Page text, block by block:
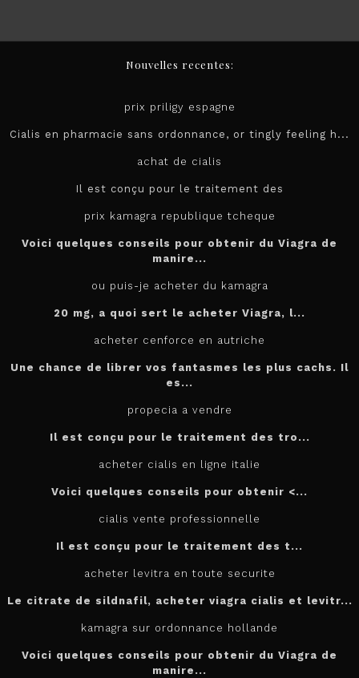
Nouvelles recentes:
prix priligy espagne
Cialis en pharmacie sans ordonnance, or tingly feeling h...
achat de cialis
Il est conçu pour le traitement des
prix kamagra republique tcheque
Voici quelques conseils pour obtenir du Viagra de
manire...
ou puis-je acheter du kamagra
20 mg, a quoi sert le acheter Viagra, l...
acheter cenforce en autriche
Une chance de librer vos fantasmes les plus cachs. Il
es...
propecia a vendre
Il est conçu pour le traitement des tro...
acheter cialis en ligne italie
Voici quelques conseils pour obtenir <...
cialis vente professionnelle
Il est conçu pour le traitement des t...
acheter levitra en toute securite
Le citrate de sildnafil, acheter viagra cialis et levitr...
kamagra sur ordonnance hollande
Voici quelques conseils pour obtenir du Viagra de
manire...